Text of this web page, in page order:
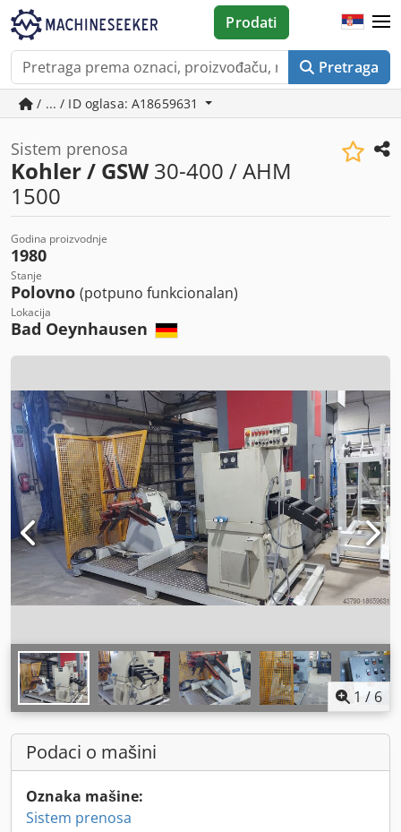
Pretraga
Prodati
/ ... / ID oglasa: A18659631
Sistem prenosa
Kohler / GSW 30-400 / AHM
1500
Godina proizvodnje
1980
Stanje
Polovno (potpuno funkcionalan)
Lokacija
Bad Oeynhausen
1 /6
Podaci o mašini
Oznaka mašine:
Sistem prenosa